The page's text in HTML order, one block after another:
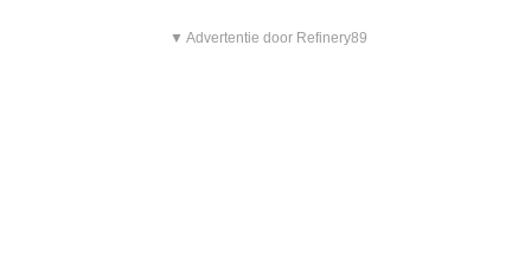
▼ Advertentie door Refinery89